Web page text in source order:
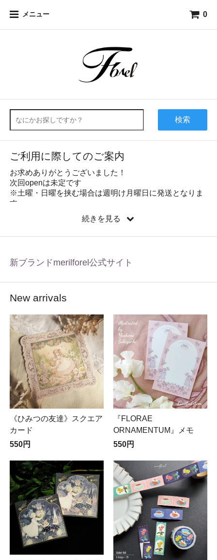
メニュー 0
検索
ご利用に際してのご案内
お求めありがとうございました！
次回openは未定です
※土曜・日曜を挟む場合は週明け月曜日に発送となりま
す。
●ご利用に際して受信設定ご確認のお願い
◇オーダー受付後に自動送信メールが送信されます、
受信される場合がございます
shop@coronarosarum.comよりお送り致します
◎銀行振替（ゆうちょ振替）ご利用のお客様へは自動送
を送付させて頂きます
◆お届け先入力確認のお願い
市町村、番地の未入力が時折ございます（例：東京都2
－6－5など）。ご連絡頂けない場合はご注文をキャンセ
ルさせて頂きます、ご注意下さい
◇領収書ご希望の場合、備考欄にその旨を記載下さい
購入頂いた際のメールアドレスへpdf添付にて送付致しま
す。御社にてプリント頂けます様お願いします
◆インボイス登録はございません
◇事前予約商品は配送方法を限定する場合がございます
◆状況によって、レターパックライトをクリックポスト
２通に分けて、レターパックプラスをクロネコヤマト宅
方の判断で変更致します為、指定は出来ません。（レタ
ーパックプラス→宅急便コンパクトに変更時の差額は請
求致しません）またレターパックライトをクリックポス
ト２通とさせて頂いた際、差額の返金はございません。
◆システムの関係上、容量的に選択出来ない送料が選択
出来る場合がございます、その為容量（重量）オーバー
の際は不足分送料を追加請求させて頂きます。ご了承下
さいませ
◆決済画面に関して
続きを見る
新ブランドmerilforel公式サイト
New arrivals
《ひみつの友達》スクエア
カード
550円
『FLORAE
ORNAMENTUM』メモ
550円